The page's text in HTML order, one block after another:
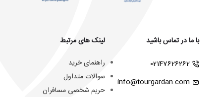
با ما در تماس باشید
02147626262
info@tourgardan.com
لینک های مرتبط
راهنمای خرید
سوالات متداول
حریم شخصی مسافران